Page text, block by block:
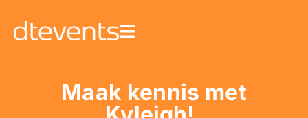
Maak kennis met